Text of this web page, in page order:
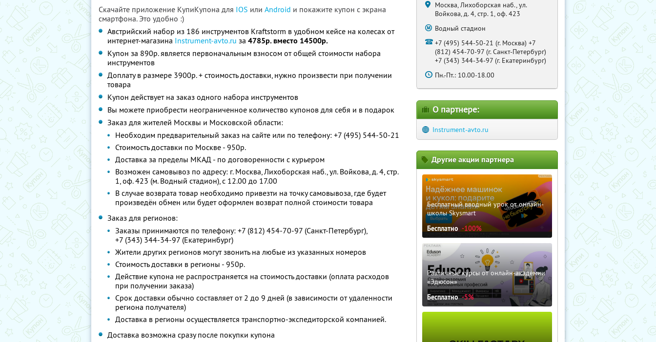
Скачайте приложение КупиКупона для IOS или Android и покажите купон с экрана
смартфона. Это удобно :)
Австрийский набор из 186 инструментов Kraftstorm в удобном кейсе на колесах от
интернет-магазина Instrument-avto.ru за 4785р. вместо 14500р.
Купон за 890р. является первоначальным взносом от общей стоимости набора
инструментов
Доплату в размере 3900р. + стоимость доставки, нужно произвести при получении
товара
Купон действует на заказ одного набора инструментов
Вы можете приобрести неограниченное количество купонов для себя и в подарок
Заказ для жителей Москвы и Московской области:
Необходим предварительный заказ на сайте или по телефону: +7 (495) 544-50-21
Стоимость доставки по Москве - 950р.
Доставка за пределы МКАД - по договоренности с курьером
Возможен самовывоз по адресу: г. Москва, Лихоборская наб., ул. Войкова, д. 4, стр.
1, оф. 423 (м. Водный стадион), с 12.00 до 17.00
В случае возврата товар необходимо привезти на точку самовывоза, где будет
произведён обмен или будет оформлен возврат полной стоимости товара
Заказ для регионов:
Заказы принимаются по телефону: +7 (812) 454-70-97 (Санкт-Петербург),
+7 (343) 344-34-97 (Екатеринбург)
Жители других регионов могут звонить на любые из указанных номеров
Стоимость доставки в регионы - 950р.
Действие купона не распространяется на стоимость доставки (оплата расходов
при получении заказа)
Срок доставки обычно составляет от 2 до 9 дней (в зависимости от удаленности
региона получателя)
Доставка в регионы осуществляется транспортно-экспедиторской компанией.
Доставка возможна сразу после покупки купона
Москва, Лихоборская наб., ул.
Войкова, д. 4, стр. 1, оф. 423
Водный стадион
+7 (495) 544-50-21 (г. Москва) +7
(812) 454-70-97 (г. Санкт-Петербург)
+7 (343) 344-34-97 (г. Екатеринбург)
Пн.-Пт.: 10.00-18.00
О партнере:
Instrument-avto.ru
Другие акции партнера
Бесплатный вводный урок от онлайн-
школы Skysmart
Бесплатно -100%
Различные курсы от онлайн-академии
«Эдюсон»
Бесплатно -5%